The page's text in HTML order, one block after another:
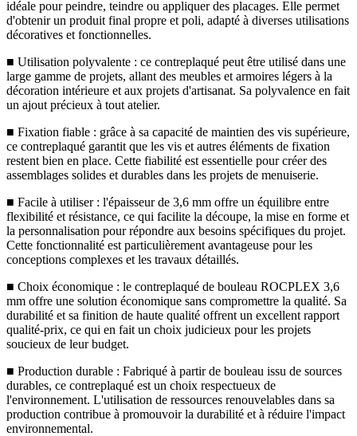
idéale pour peindre, teindre ou appliquer des placages. Elle permet
d'obtenir un produit final propre et poli, adapté à diverses utilisations
décoratives et fonctionnelles.
■ Utilisation polyvalente : ce contreplaqué peut être utilisé dans une
large gamme de projets, allant des meubles et armoires légers à la
décoration intérieure et aux projets d'artisanat. Sa polyvalence en fait
un ajout précieux à tout atelier.
■ Fixation fiable : grâce à sa capacité de maintien des vis supérieure,
ce contreplaqué garantit que les vis et autres éléments de fixation
restent bien en place. Cette fiabilité est essentielle pour créer des
assemblages solides et durables dans les projets de menuiserie.
■ Facile à utiliser : l'épaisseur de 3,6 mm offre un équilibre entre
flexibilité et résistance, ce qui facilite la découpe, la mise en forme et
la personnalisation pour répondre aux besoins spécifiques du projet.
Cette fonctionnalité est particulièrement avantageuse pour les
conceptions complexes et les travaux détaillés.
■ Choix économique : le contreplaqué de bouleau ROCPLEX 3,6
mm offre une solution économique sans compromettre la qualité. Sa
durabilité et sa finition de haute qualité offrent un excellent rapport
qualité-prix, ce qui en fait un choix judicieux pour les projets
soucieux de leur budget.
■ Production durable : Fabriqué à partir de bouleau issu de sources
durables, ce contreplaqué est un choix respectueux de
l'environnement. L'utilisation de ressources renouvelables dans sa
production contribue à promouvoir la durabilité et à réduire l'impact
environnemental.